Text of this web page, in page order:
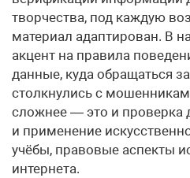
творчества, под каждую
материал адаптирован. В
акцент на правила
данные, куда обращаться
столкнулись с
сложнее — это и проверка
и применение
учёбы, правовые аспекты
интернета.